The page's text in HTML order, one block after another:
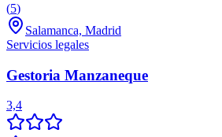
(5)
Salamanca, Madrid
Servicios legales
Gestoria Manzaneque
3,4